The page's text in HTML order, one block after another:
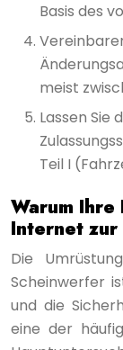
Basis des
meist
Lassen Sie
Teil I
Warum Ihre
Internet zur
Die
Scheinwerfer
und die
eine der